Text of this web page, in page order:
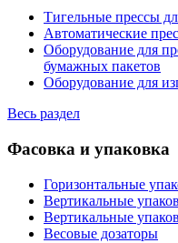
Тигельные прессы
Автоматические
Оборудование для
бумажных пакетов
Оборудование для
Весь раздел
Фасовка и упаковка
Горизонтальные
Вертикальные
Вертикальные
Весовые дозаторы